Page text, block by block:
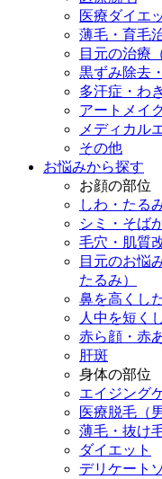
医療ダイエ
薄毛・育毛
目元の治療
黒ずみ除去
多汗症・わ
アートメイ
メディカル
その他
お悩みから探す
お顔の部位
しわ・たる
シミ・そば
毛穴・肌質
目元のお悩
たるみ）
鼻を高くし
人中を短く
赤ら顔・赤
肝斑
身体の部位
エイジング
医療脱毛（
薄毛・抜け
ダイエット
デリケート